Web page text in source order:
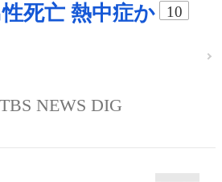
死亡 熱中症か 10
TBS NEWS DIG